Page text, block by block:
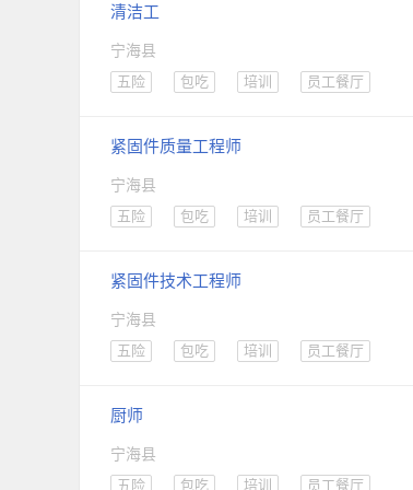
清洁工
宁海县
五险
包吃 培训 员工餐厅
紧固件质量工程师
宁海县
五险
包吃 培训 员工餐厅
紧固件技术工程师
宁海县
五险
包吃 培训 员工餐厅
厨师
宁海县
五险
包吃 培训 员工餐厅